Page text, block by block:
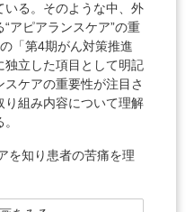
いる。そのような中、外
アピアランスケア”の重
「第4期がん対策推進
立した項目として明記
ケアの重要性が注目さ
組み内容について理解
を知り患者の苦痛を理